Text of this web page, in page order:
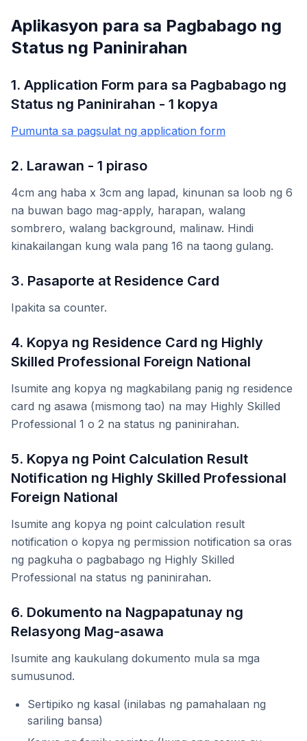
Aplikasyon para sa Pagbabago ng
Status ng Paninirahan
1. Application Form para sa Pagbabago ng
Status ng Paninirahan - 1 kopya
Pumunta sa pagsulat ng application form
2. Larawan - 1 piraso
4cm ang haba x 3cm ang lapad, kinunan sa loob ng 6
na buwan bago mag-apply, harapan, walang
sombrero, walang background, malinaw. Hindi
kinakailangan kung wala pang 16 na taong gulang.
3. Pasaporte at Residence Card
Ipakita sa counter.
4. Kopya ng Residence Card ng Highly
Skilled Professional Foreign National
Isumite ang kopya ng magkabilang panig ng residence
card ng asawa (mismong tao) na may Highly Skilled
Professional 1 o 2 na status ng paninirahan.
5. Kopya ng Point Calculation Result
Notification ng Highly Skilled Professional
Foreign National
Isumite ang kopya ng point calculation result
notification o kopya ng permission notification sa oras
ng pagkuha o pagbabago ng Highly Skilled
Professional na status ng paninirahan.
6. Dokumento na Nagpapatunay ng
Relasyong Mag-asawa
Isumite ang kaukulang dokumento mula sa mga
sumusunod.
Sertipiko ng kasal (inilabas ng pamahalaan ng
sariling bansa)